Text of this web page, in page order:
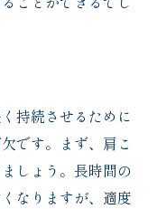
持続させるために
です。まず、肩こ
しょう。長時間の
なりますが、適度